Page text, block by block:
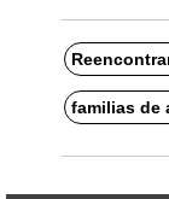
familias de